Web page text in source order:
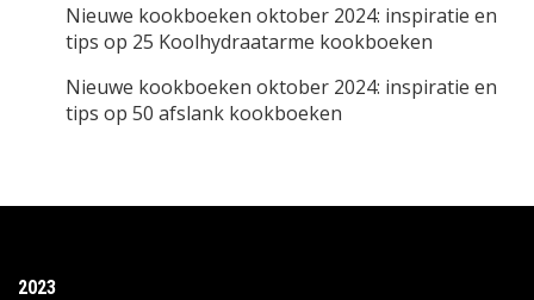
Nieuwe kookboeken oktober 2024: inspiratie en
tips op 25 Koolhydraatarme kookboeken
Nieuwe kookboeken oktober 2024: inspiratie en
tips op 50 afslank kookboeken
2023